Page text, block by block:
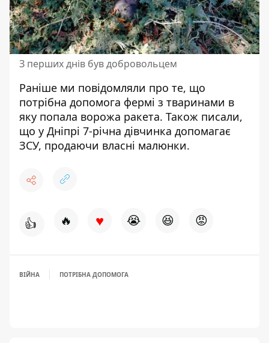
З перших днів був добровольцем
Раніше ми повідомляли про те, що
потрібна допомога фермі з тваринами в
яку попала ворожа ракета. Також писали,
що у Дніпрі 7-річна дівчинка допомагає
ЗСУ, продаючи власні малюнки.
👍 🔥 ♥ 😭 😆 😡
ВІЙНА ПОТРІБНА ДОПОМОГА